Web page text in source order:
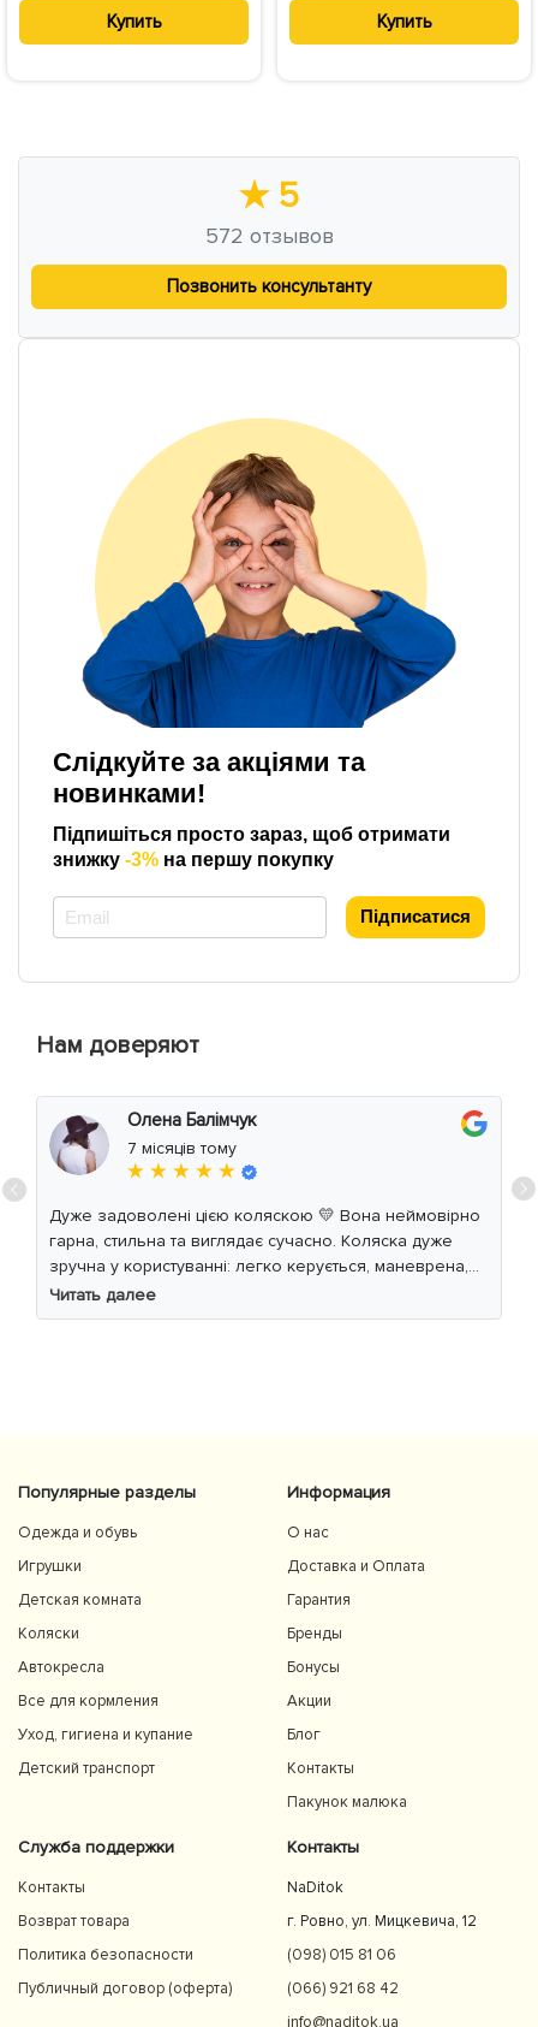
Купить Купить
★ 5
572 отзывов
Позвонить консультанту
Слідкуйте за акціями та
новинками!
Підпишіться просто зараз, щоб отримати
знижку -3% на першу покупку
Підписатися
Нам доверяют
Олена Балімчук
7 місяців тому
★ ★ ★ ★ ★
Дуже задоволені цією коляскою 💛 Вона неймовірно
гарна, стильна та виглядає сучасно. Коляска дуже
зручна у користуванні: легко керується, маневрена,
м’який хід навіть по нерівній дорозі. Дитині
комфортно, просторе сидіння та великий капюшон
Читать далее
Популярные разделы
Одежда и обувь
Игрушки
Детская комната
Коляски
Автокресла
Все для кормления
Уход, гигиена и купание
Детский транспорт
Информация
О нас
Доставка и Оплата
Гарантия
Бренды
Бонусы
Акции
Блог
Контакты
Пакунок малюка
Служба поддержки
Контакты
Возврат товара
Политика безопасности
Публичный договор (оферта)
Контакты
NaDitok
г. Ровно, ул. Мицкевича, 12
(098) 015 81 06
(066) 921 68 42
info@naditok.ua